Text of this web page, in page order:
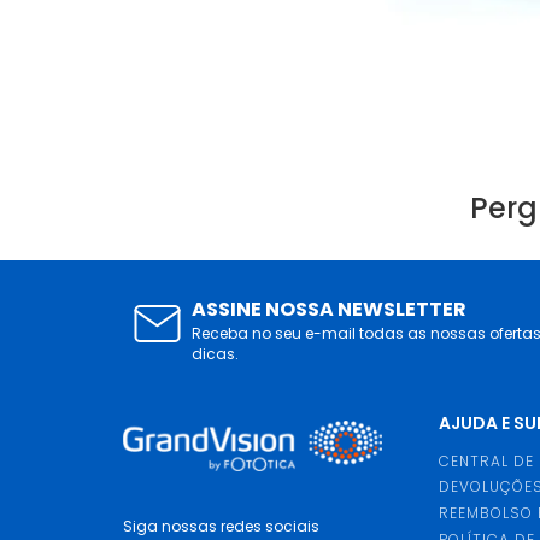
ASSINE NOSSA NEWSLETTER
Receba no seu e-mail todas as nossas
dicas.
Siga nossas redes sociais
AJUDA E
CENTRAL DE
REEMBOLSO